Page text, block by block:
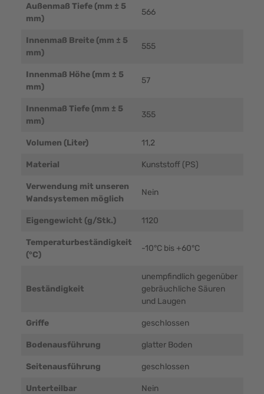
Außenmaß Tiefe (mm ± 5
mm)
566
Innenmaß Breite (mm ± 5
mm)
555
Innenmaß Höhe (mm ± 5
mm)
57
Innenmaß Tiefe (mm ± 5
mm)
355
Volumen (Liter) 11,2
Material Kunststoff (PS)
Verwendung mit unseren
Wandsystemen möglich
Nein
Eigengewicht (g/Stk.) 1120
Temperaturbeständigkeit
(°C)
-10°C bis +60°C
Beständigkeit
unempfindlich gegenüber
gebräuchliche Säuren
und Laugen
Griffe geschlossen
Bodenausführung glatter Boden
Seitenausführung geschlossen
Unterteilbar Nein